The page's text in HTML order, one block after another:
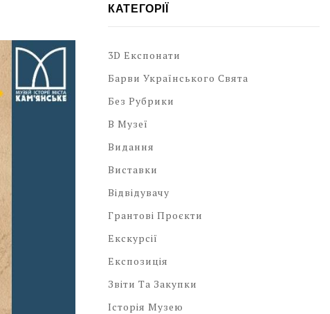
КАТЕГОРІЇ
3D Експонати
Барви Українського Свята
Без Рубрики
В Музеї
Видання
Виставки
Відвідувачу
Грантові Проєкти
Екскурсії
Експозиція
Звіти Та Закупки
Історія Музею